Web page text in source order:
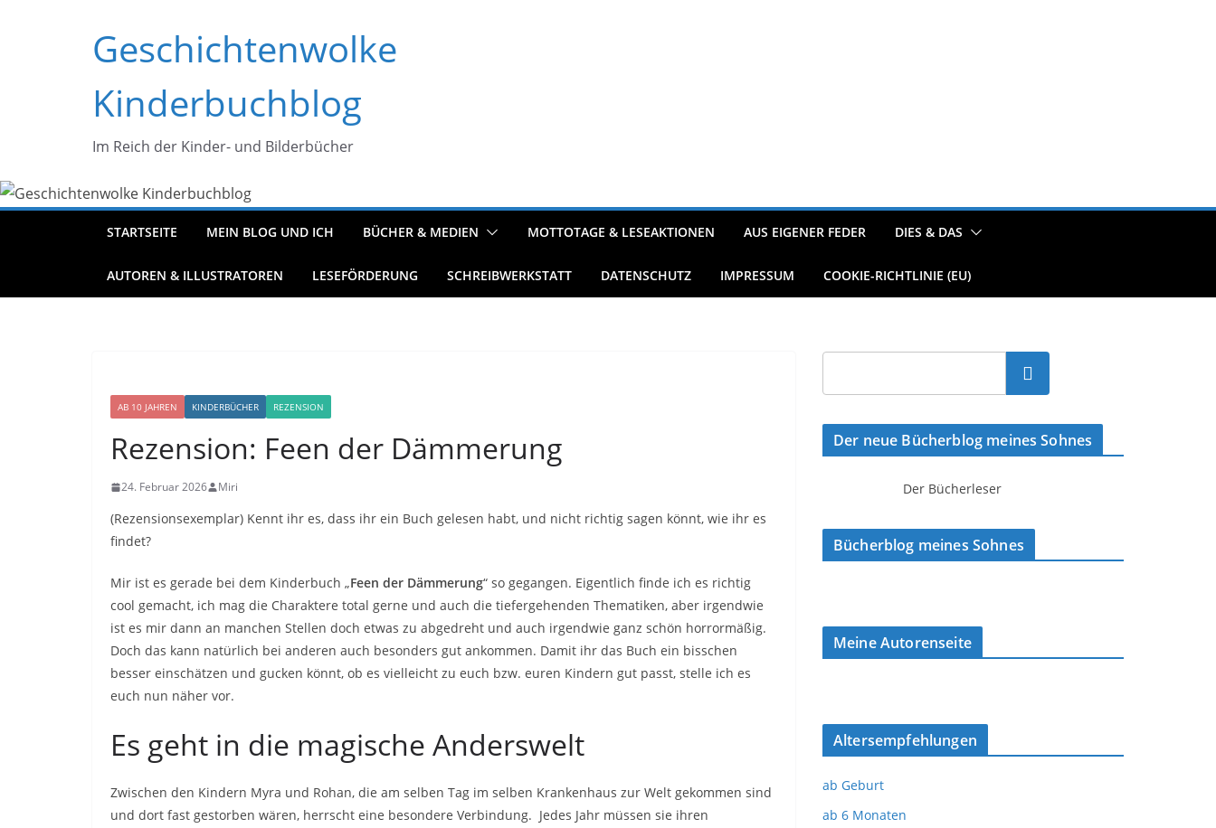
Geschichtenwolke
Kinderbuchblog
Im Reich der Kinder- und Bilderbücher
STARTSEITE MEIN BLOG UND ICH BÜCHER & MEDIEN MOTTOTAGE & LESEAKTIONEN AUS EIGENER FEDER DIES & DAS
AUTOREN & ILLUSTRATOREN LESEFÖRDERUNG SCHREIBWERKSTATT DATENSCHUTZ IMPRESSUM COOKIE-RICHTLINIE (EU)
AB 10 JAHREN KINDERBÜCHER REZENSION
Rezension: Feen der Dämmerung
24. Februar 2026 Miri
(Rezensionsexemplar) Kennt ihr es, dass ihr ein Buch gelesen habt, und nicht richtig sagen könnt, wie ihr es
findet?
Mir ist es gerade bei dem Kinderbuch „Feen der Dämmerung“ so gegangen. Eigentlich finde ich es richtig
cool gemacht, ich mag die Charaktere total gerne und auch die tiefergehenden Thematiken, aber irgendwie
ist es mir dann an manchen Stellen doch etwas zu abgedreht und auch irgendwie ganz schön horrormäßig.
Doch das kann natürlich bei anderen auch besonders gut ankommen. Damit ihr das Buch ein bisschen
besser einschätzen und gucken könnt, ob es vielleicht zu euch bzw. euren Kindern gut passt, stelle ich es
euch nun näher vor.
Es geht in die magische Anderswelt
Zwischen den Kindern Myra und Rohan, die am selben Tag im selben Krankenhaus zur Welt gekommen sind
und dort fast gestorben wären, herrscht eine besondere Verbindung. Jedes Jahr müssen sie ihren
Suchen
Der neue Bücherblog meines Sohnes
Der Bücherleser
Bücherblog meines Sohnes
Meine Autorenseite
Altersempfehlungen
ab Geburt
ab 6 Monaten